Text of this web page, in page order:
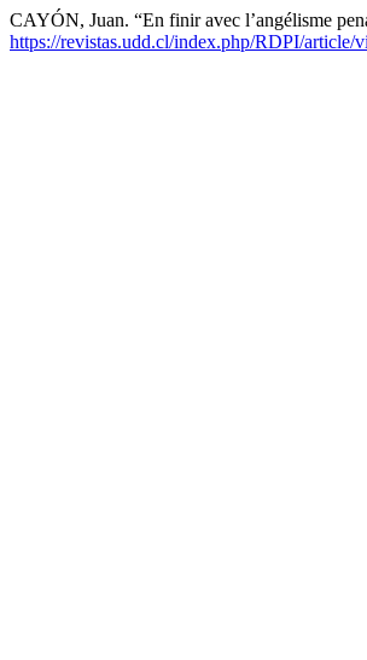
CAYÓN, Juan. “En finir avec l’angélisme
https://revistas.udd.cl/index.php/RDPI/article/